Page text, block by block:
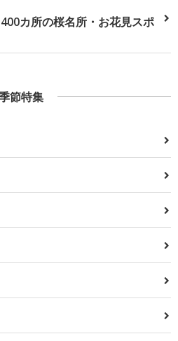
カ所の桜名所・お花見スポ
節特集